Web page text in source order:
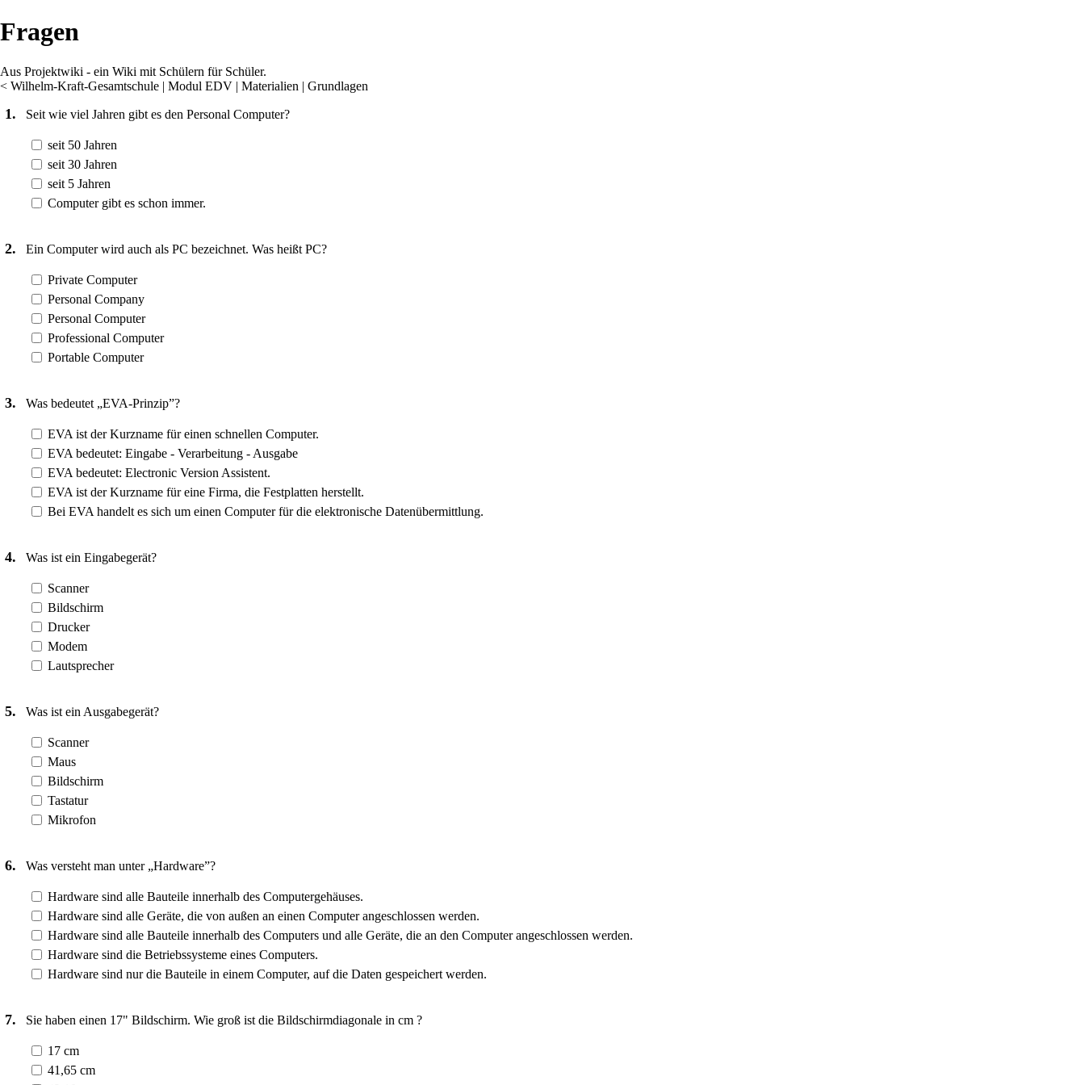
Fragen
Aus Projektwiki - ein Wiki mit Schülern für Schüler.
< Wilhelm-Kraft-Gesamtschule ‎ | Modul EDV ‎ | Materialien ‎ | Grundlagen
1. Seit wie viel Jahren gibt es den Personal Computer?
seit 50 Jahren
seit 30 Jahren
seit 5 Jahren
Computer gibt es schon immer.
2. Ein Computer wird auch als PC bezeichnet. Was heißt PC?
Private Computer
Personal Company
Personal Computer
Professional Computer
Portable Computer
3. Was bedeutet „EVA-Prinzip”?
EVA ist der Kurzname für einen schnellen Computer.
EVA bedeutet: Eingabe - Verarbeitung - Ausgabe
EVA bedeutet: Electronic Version Assistent.
EVA ist der Kurzname für eine Firma, die Festplatten herstellt.
Bei EVA handelt es sich um einen Computer für die elektronische Datenübermittlung.
4. Was ist ein Eingabegerät?
Scanner
Bildschirm
Drucker
Modem
Lautsprecher
5. Was ist ein Ausgabegerät?
Scanner
Maus
Bildschirm
Tastatur
Mikrofon
6. Was versteht man unter „Hardware”?
Hardware sind alle Bauteile innerhalb des Computergehäuses.
Hardware sind alle Geräte, die von außen an einen Computer angeschlossen werden.
Hardware sind alle Bauteile innerhalb des Computers und alle Geräte, die an den Computer angeschlossen werden.
Hardware sind die Betriebssysteme eines Computers.
Hardware sind nur die Bauteile in einem Computer, auf die Daten gespeichert werden.
7. Sie haben einen 17" Bildschirm. Wie groß ist die Bildschirmdiagonale in cm ?
17 cm
41,65 cm